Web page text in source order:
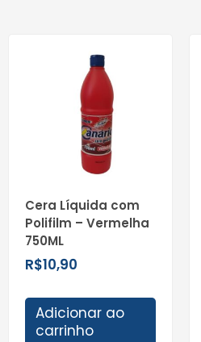
Cera Líquida com
Polifilm – Vermelha
750ML
R$10,90
Adicionar ao
carrinho